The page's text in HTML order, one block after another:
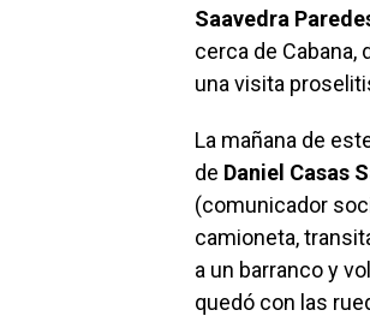
Saavedra
cerca de Cabana,
una visita
La mañana de
de Daniel Casas
(comunicador
camioneta,
a un barranco y
quedó con las